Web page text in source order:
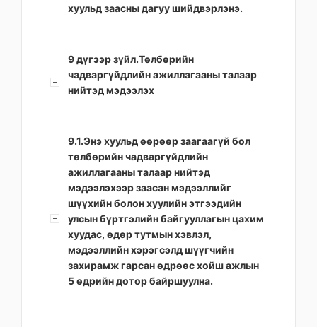
хуульд заасны дагуу шийдвэрлэнэ.
9 дүгээр зүйл.Төлбөрийн
чадваргүйдлийн ажиллагааны талаар
нийтэд мэдээлэх
9.1.Энэ хуульд өөрөөр заагаагүй бол
төлбөрийн чадваргүйдлийн
ажиллагааны талаар нийтэд
мэдээлэхээр заасан мэдээллийг
шүүхийн болон хуулийн этгээдийн
улсын бүртгэлийн байгууллагын цахим
хуудас, өдөр тутмын хэвлэл,
мэдээллийн хэрэгсэлд шүүгчийн
захирамж гарсан өдрөөс хойш ажлын
5 өдрийн дотор байршуулна.